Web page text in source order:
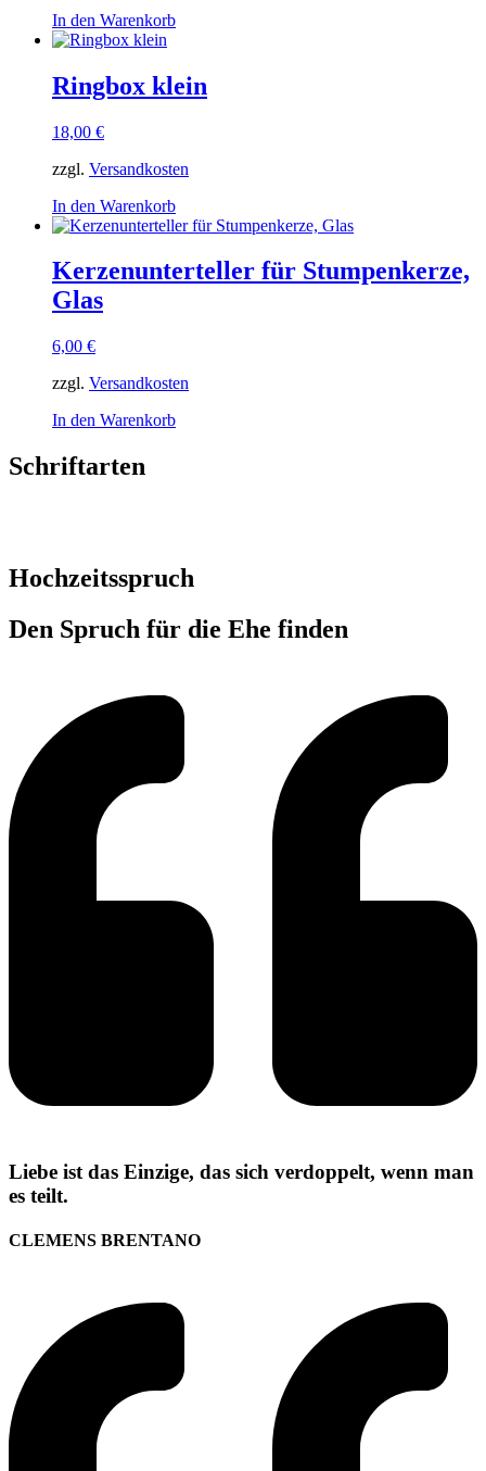
In den Warenkorb
Ringbox klein
18,00 €
zzgl. Versandkosten
In den Warenkorb
Kerzenunterteller für Stumpenkerze,
Glas
6,00 €
zzgl. Versandkosten
In den Warenkorb
Schriftarten
Hochzeitsspruch
Den Spruch für die Ehe finden
Liebe ist das Einzige, das sich verdoppelt, wenn man
es teilt.
CLEMENS BRENTANO